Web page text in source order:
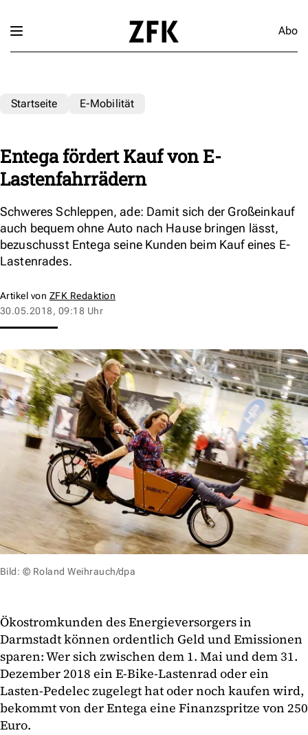
Abo
Startseite E-Mobilität
Entega fördert Kauf von E-
Lastenfahrrädern
Schweres Schleppen, ade: Damit sich der Großeinkauf
auch bequem ohne Auto nach Hause bringen lässt,
bezuschusst Entega seine Kunden beim Kauf eines E-
Lastenrades.
Artikel von ZFK Redaktion
30.05.2018, 09:18 Uhr
Bild: © Roland Weihrauch/dpa
Ökostromkunden des Energieversorgers in
Darmstadt können ordentlich Geld und Emissionen
sparen: Wer sich zwischen dem 1. Mai und dem 31.
Dezember 2018 ein E-Bike-Lastenrad oder ein
Lasten-Pedelec zugelegt hat oder noch kaufen wird,
bekommt von der Entega eine Finanzspritze von 250
Euro.